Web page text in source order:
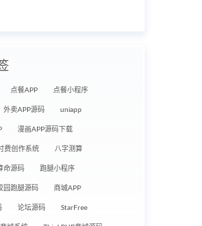
点餐APP 点餐小程序
外卖APP源码 uniapp
漫画APP源码下载
费创作系统 八字测算
命源码 跑腿小程序
园跑腿源码 商城APP
论坛源码 StarFree